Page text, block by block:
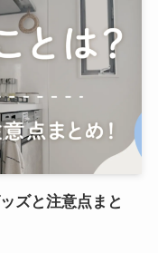
ズと注意点まと